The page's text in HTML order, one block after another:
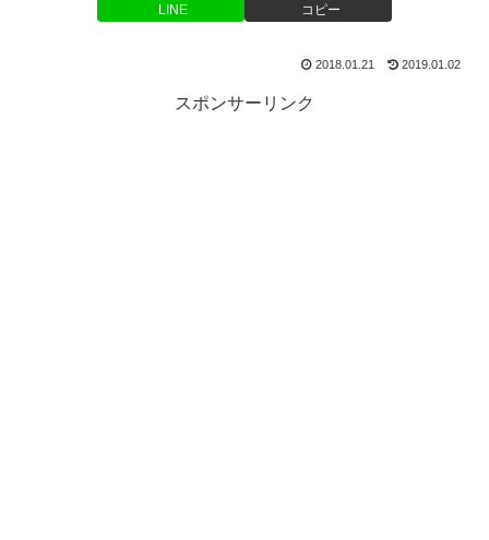
LINE コピー
2018.01.21 2019.01.02
スポンサーリンク